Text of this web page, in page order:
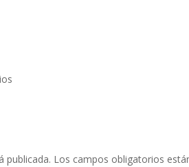
publicada. Los campos obligatorios